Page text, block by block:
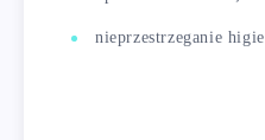
nieprzestrzeganie